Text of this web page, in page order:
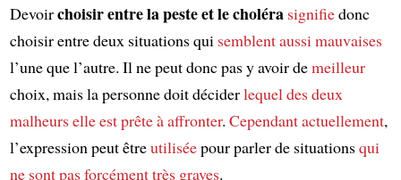
Devoirchoisir entre la peste et le choléra signifiedonc
choisir entre deux situations qui semblentaussi mauvaises
l’une que l’autre. Il ne peut donc pas y avoir demeilleur
choix, mais la personne doit déciderlequel des deux
malheurselle est prête à affronter. Cependantactuellement,
l’expression peut êtreutiliséepour parler de situationsqui
ne sont pas forcément très graves.